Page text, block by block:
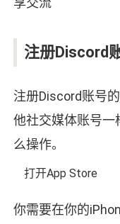
注册Discord
注册Discord账号
他社交媒体账号一
么操作。
打开App Store
你需要在你的